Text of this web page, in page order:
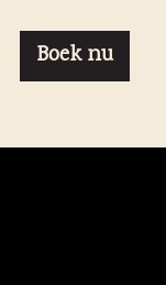
Boek nu